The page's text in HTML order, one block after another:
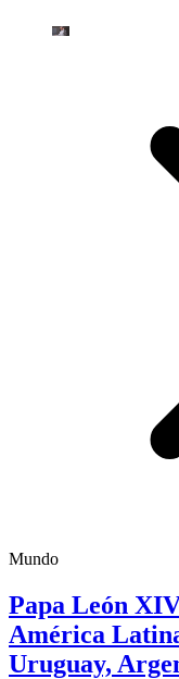
Mundo
Papa León
América
Uruguay,